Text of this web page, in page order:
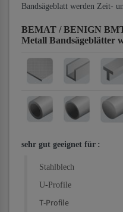
Bandsägeblatt werden Zeit-
BEMAT / BENIGN
Metall Bandsägeblätter
sehr gut geeignet für :
Stahlblech
U-Profile
T-Profile